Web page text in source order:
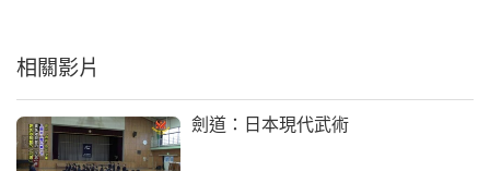
相關影片
劍道：日本現代武術